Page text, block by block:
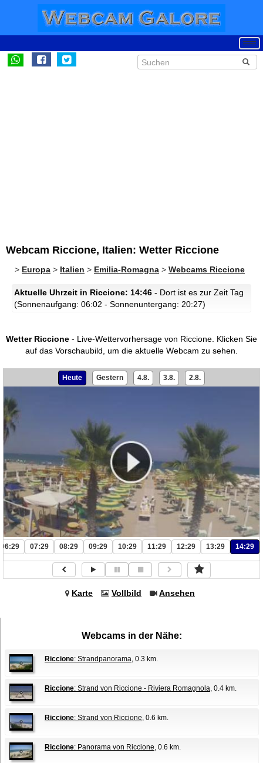
Webcam Riccione, Italien: Wetter Riccione
> Europa > Italien > Emilia-Romagna > Webcams Riccione
Aktuelle Uhrzeit in Riccione: 14:46 - Dort ist es zur Zeit Tag
(Sonnenaufgang: 06:02 - Sonnenuntergang: 20:27)
Wetter Riccione - Live-Wettervorhersage von Riccione. Klicken Sie
auf das Vorschaubild, um die aktuelle Webcam zu sehen.
Heute Gestern 4.8. 3.8. 2.8.
06:29 07:29 08:29 09:29 10:29 11:29 12:29 13:29 14:29
Karte Vollbild Ansehen
Webcams in der Nähe:
Riccione: Strandpanorama , 0.3 km.
Riccione: Strand von Riccione - Riviera Romagnola , 0.4 km.
Riccione: Strand von Riccione , 0.6 km.
Riccione: Panorama von Riccione , 0.6 km.